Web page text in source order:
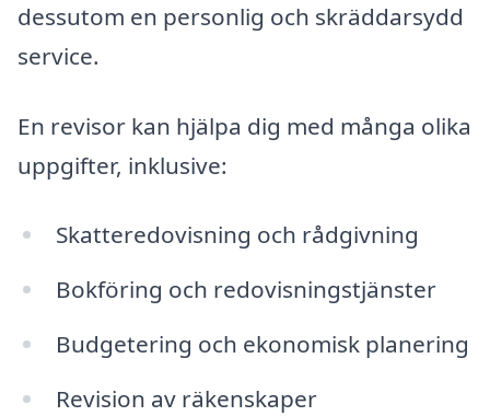
dessutom en personlig och skräddarsydd
service.
En revisor kan hjälpa dig med många olika
uppgifter, inklusive:
Skatteredovisning och rådgivning
Bokföring och redovisningstjänster
Budgetering och ekonomisk planering
Revision av räkenskaper